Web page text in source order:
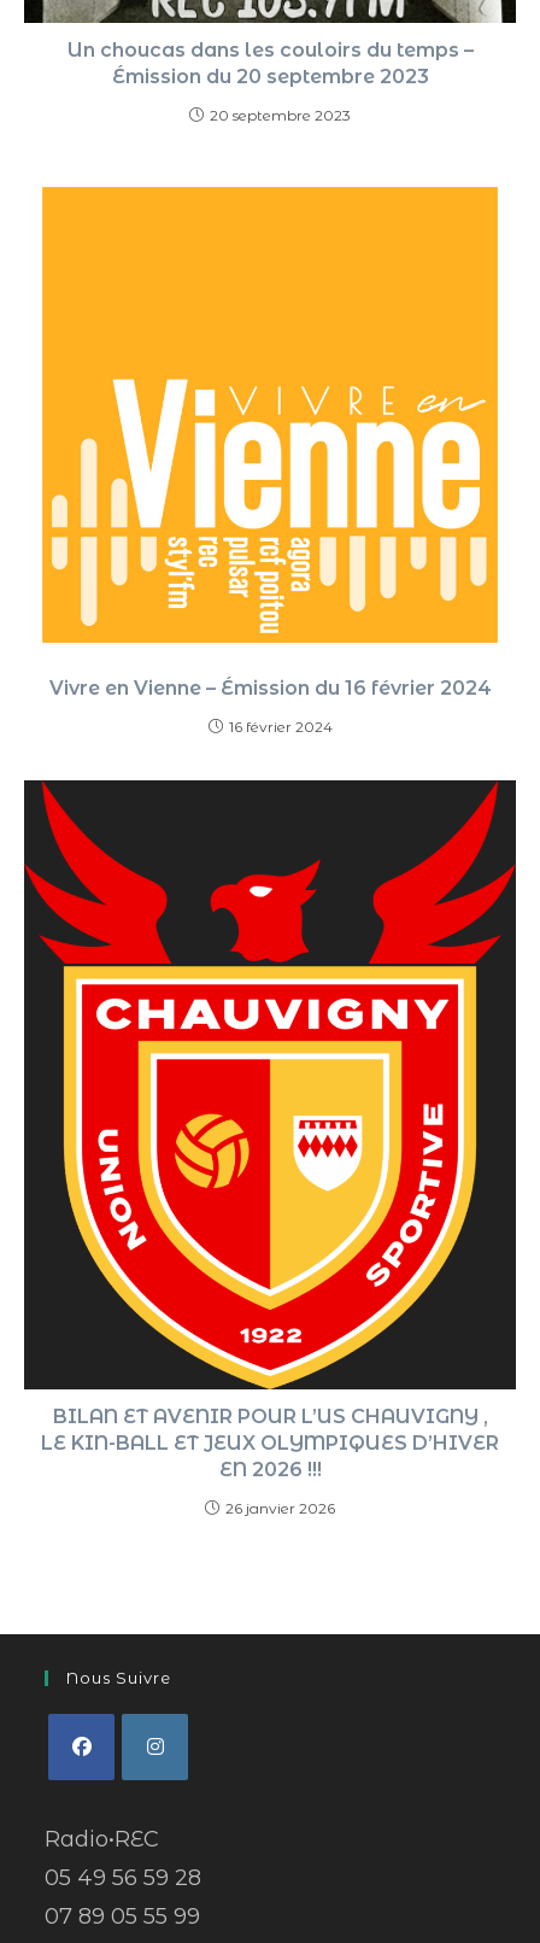
Un choucas dans les couloirs du temps –
Émission du 20 septembre 2023
20 septembre 2023
Vivre en Vienne – Émission du 16 février 2024
16 février 2024
BILAN ET AVENIR POUR L’US CHAUVIGNY ,
LE KIN-BALL ET JEUX OLYMPIQUES D’HIVER
EN 2026 !!!
26 janvier 2026
Nous Suivre
Radio•REC
05 49 56 59 28
07 89 05 55 99